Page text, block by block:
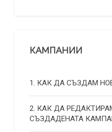
КАМПАНИИ
1. КАК ДА СЪЗДАМ
2. КАК ДА
СЪЗДАДЕНАТА